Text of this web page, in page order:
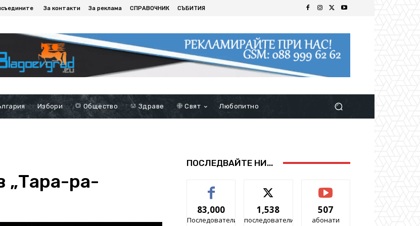
За контакти За реклама СПРАВОЧНИК СЪБИТИЯ
Избори Общество Здраве Свят Любопитно
„Тара-ра-
ПОСЛЕДВАЙТЕ НИ...
83,000
Последователи
1,538
последователи
507
абонати